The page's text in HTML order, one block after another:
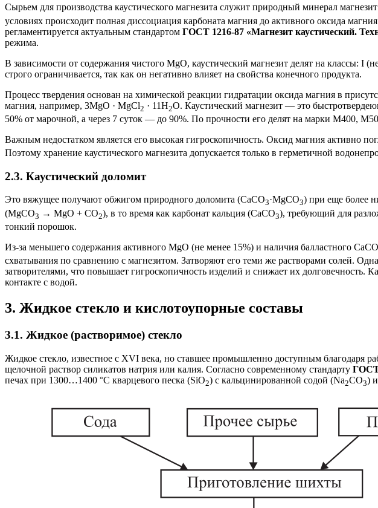
Сырьем для производства каустического магнезита служит природный минерал
условиях происходит полная диссоциация карбоната магния до активного оксида
регламентируется актуальным стандартом ГОСТ 1216-87 «Магнезит каустический.
режима.
В зависимости от содержания чистого MgO, каустический магнезит делят на классы:
строго ограничивается, так как он негативно влияет на свойства конечного продукта.
Процесс твердения основан на химической реакции гидратации оксида магния в
магния, например, 3MgO · MgCl2 · 11H2O. Каустический магнезит — это
50% от марочной, а через 7 суток — до 90%. По прочности его делят на марки М400,
Важным недостатком является его высокая гигроскопичность. Оксид магния активно
Поэтому хранение каустического магнезита допускается только в герметичной
2.3. Каустический доломит
Это вяжущее получают обжигом природного доломита (CaCO3·MgCO3) при еще более
(MgCO3 → MgO + CO2), в то время как карбонат кальция (CaCO3), требующий для
тонкий порошок.
Из-за меньшего содержания активного MgO (не менее 15%) и наличия балластного CaCO
схватывания по сравнению с магнезитом. Затворяют его теми же растворами солей.
затворителями, что повышает гигроскопичность изделий и снижает их долговечность.
контакте с водой.
3. Жидкое стекло и кислотоупорные составы
3.1. Жидкое (растворимое) стекло
Жидкое стекло, известное с XVI века, но ставшее промышленно доступным благодаря
щелочной раствор силикатов натрия или калия. Согласно современному стандарту ГОСТ
печах при 1300…1400 °С кварцевого песка (SiO2) с кальцинированной содой (Na2CO3)